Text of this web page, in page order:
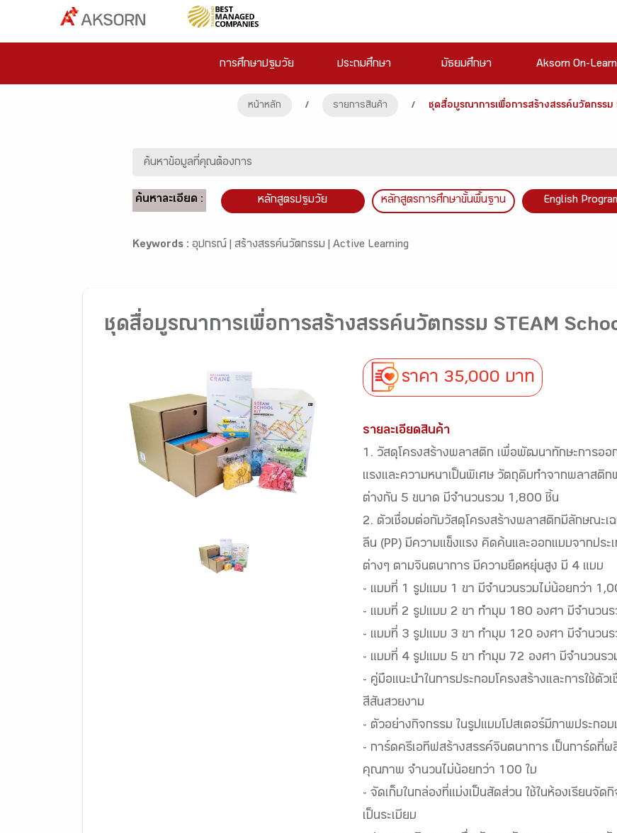
การศึกษาปฐมวัย ประถมศึกษา มัธยมศึกษา Aksorn On-Learn
หน้าหลัก / รายการสินค้า / ชุดสื่อบูรณาการเพื่อการสร้างสรรค์นวัตกรรม
ค้นหาละเอียด : หลักสูตรปฐมวัย หลักสูตรการศึกษาขั้นพื้นฐาน English
Keywords : อุปกรณ์ | สร้างสรรค์นวัตกรรม | Active Learning
ชุดสื่อบูรณาการเพื่อการสร้างสรรค์นวัตกรรม STEAM
ราคา 35,000 บาท
รายละเอียดสินค้า
1. วัสดุโครงสร้างพลาสติก เพื่อพัฒนาทักษะการอ
แรงและความหนาเป็นพิเศษ วัตถุดิบทำจากพลาสติ
ต่างกัน 5 ขนาด มีจำนวนรวม 1,800 ชิ้น
2. ตัวเชื่อมต่อกับวัสดุโครงสร้างพลาสติกมีลักษณะ
ลีน (PP) มีความแข็งแรง คิดค้นและออกแบบจากปร
ต่างๆ ตามจินตนาการ มีความยืดหยุ่นสูง มี 4 แบบ
- แบบที่ 1 รูปแบบ 1 ขา มีจำนวนรวมไม่น้อยกว่า
- แบบที่ 2 รูปแบบ 2 ขา ทำมุม 180 องศา มีจำนวน
- แบบที่ 3 รูปแบบ 3 ขา ทำมุม 120 องศา มีจำนวน
- แบบที่ 4 รูปแบบ 5 ขา ทำมุม 72 องศา มีจำนวนร
- คู่มือแนะนำในการประกอบโครงสร้างและการใช้ตัว
สีสันสวยงาม
- ตัวอย่างกิจกรรม ในรูปแบบโปสเตอร์มีภาพประกอ
- การ์ดครีเอทีฟสร้างสรรค์จินตนาการ เป็นการ์ดที่
คุณภาพ จำนวนไม่น้อยกว่า 100 ใบ
- จัดเก็บในกล่องที่แบ่งเป็นสัดส่วน ใช้ในห้องเรียนจั
เป็นระเบียบ